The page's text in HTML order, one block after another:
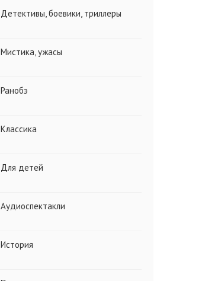
Детективы, боевики, триллеры
Мистика, ужасы
Ранобэ
Классика
Для детей
Аудиоспектакли
История